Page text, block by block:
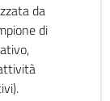
da
di